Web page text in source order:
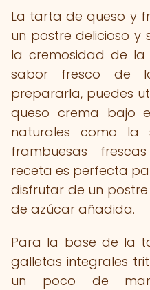
La tarta de queso y
un postre delicioso y
la cremosidad de
sabor fresco de
prepararla, puedes
queso crema bajo
naturales como
frambuesas
receta es perfecta
disfrutar de un postre
de azúcar añadida.
Para la base de la
galletas integrales
un poco de